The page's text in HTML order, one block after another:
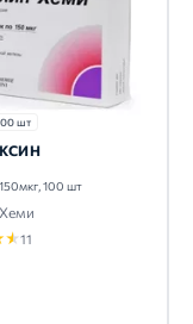
шт
100 шт
★11